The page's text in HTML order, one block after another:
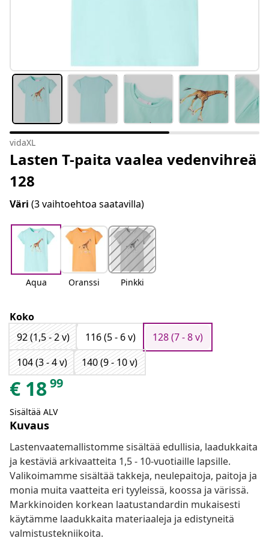
vidaXL
Lasten T-paita vaalea vedenvihreä
128
Väri (3 vaihtoehtoa saatavilla)
Aqua Oranssi Pinkki
Koko
92 (1,5 - 2 v)
116 (5 - 6 v)
128 (7 - 8 v)
104 (3 - 4 v)
140 (9 - 10 v)
€ 1899
Sisältää ALV
Kuvaus
Lastenvaatemallistomme sisältää edullisia, laadukkaita
ja kestäviä arkivaatteita 1,5 - 10-vuotiaille lapsille.
Valikoimamme sisältää takkeja, neulepaitoja, paitoja ja
monia muita vaatteita eri tyyleissä, koossa ja värissä.
Markkinoiden korkean laatustandardin mukaisesti
käytämme laadukkaita materiaaleja ja edistyneitä
valmistustekniikoita.